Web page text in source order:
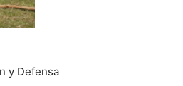
y Defensa